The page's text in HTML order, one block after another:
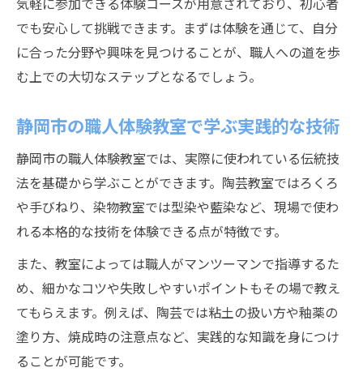
でも安心して挑戦できます。まずは体験を通じて、自分
に合った分野や興味を見つけることが、職人への道を歩
む上での大切なステップとなるでしょう。
静岡市の職人体験教室で学ぶ実践的な技術
静岡市の職人体験教室では、実際に使われている伝統技
法を基礎から学ぶことができます。陶芸教室ではろくろ
や手びねり、染物教室では型染や藍染など、現場で使わ
れる本格的な技術を体験できる点が特徴です。
また、教室によっては職人がマンツーマンで指導するた
め、細かなコツや失敗しやすいポイントもその場で教え
てもらえます。例えば、陶芸では粘土の扱い方や釉薬の
塗り方、焼成時の注意点など、実践的な知識を身につけ
ることが可能です。